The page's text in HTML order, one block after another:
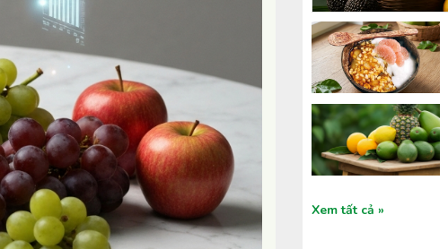
Xem tất cả